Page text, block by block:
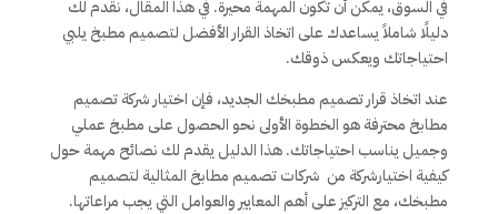
في السوق، يمكن أن تكون المهمة محيرة. في هذا المقال، نقدم لك
دليلًا شاملاً يساعدك على اتخاذ القرار الأفضل لتصميم مطبخ يلبي
احتياجاتك ويعكس ذوقك.
عند اتخاذ قرار تصميم مطبخك الجديد، فإن اختيار شركة تصميم
مطابخ محترفة هو الخطوة الأولى نحو الحصول على مطبخ عملي
وجميل يناسب احتياجاتك. هذا الدليل يقدم لك نصائح مهمة حول
كيفية اختيارشركة من شركات تصميم مطابخ المثالية لتصميم
مطبخك، مع التركيز على أهم المعايير والعوامل التي يجب مراعاتها.